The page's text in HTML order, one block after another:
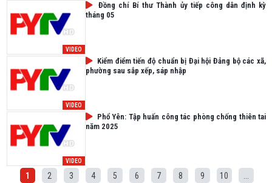
VIDEO
Đồng chí Bí thư Thành ủy tiếp công dân định kỳ
tháng 05
VIDEO
Kiểm điểm tiến độ chuẩn bị Đại hội Đảng bộ các xã,
phường sau sắp xếp, sáp nhập
VIDEO
Phổ Yên: Tập huấn công tác phòng chống thiên tai
năm 2025
1 2 3 4 5 6 7 8 9 10